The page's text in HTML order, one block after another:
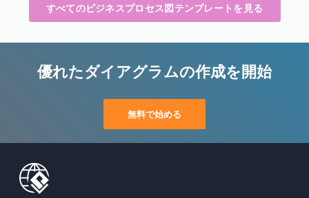
すべてのビジネスプロセス図テンプレートを見る
優れたダイアグラムの作成を開始
無料で始める